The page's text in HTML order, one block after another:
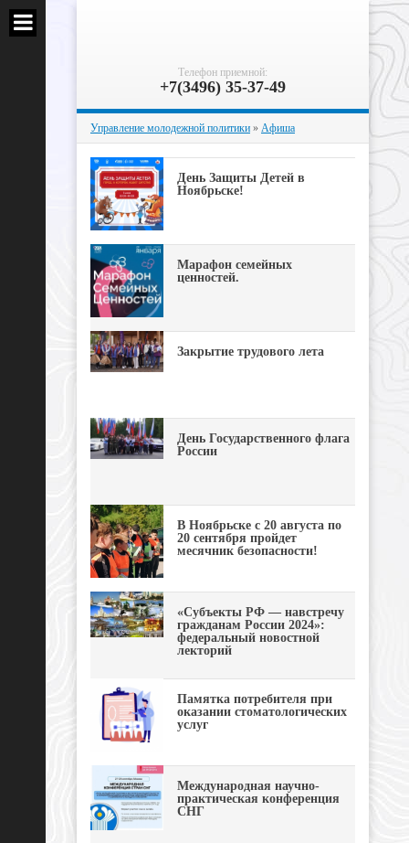
Телефон приемной:
+7(3496) 35-37-49
Управление молодежной политики » Афиша
День Защиты Детей в
Ноябрьске!
Марафон семейных
ценностей.
Закрытие трудового лета
День Государственного флага
России
В Ноябрьске с 20 августа по
20 сентября пройдет
месячник безопасности!
«Субъекты РФ — навстречу
гражданам России 2024»:
федеральный новостной
лекторий
Памятка потребителя при
оказании стоматологических
услуг
Международная научно-
практическая конференция
СНГ